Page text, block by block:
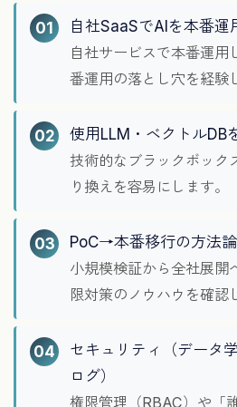
01
自社SaaSでAIを本番運
自社サービスで本番運用
番運用の落とし穴を経験
02
使用LLM・ベクトルDB
技術的なブラックボック
り換えを容易にします。
03
PoC→本番移行の方法
小規模検証から全社展開
限対策のノウハウを確認
04
セキュリティ（データ
ログ）
権限管理（RBAC）や「